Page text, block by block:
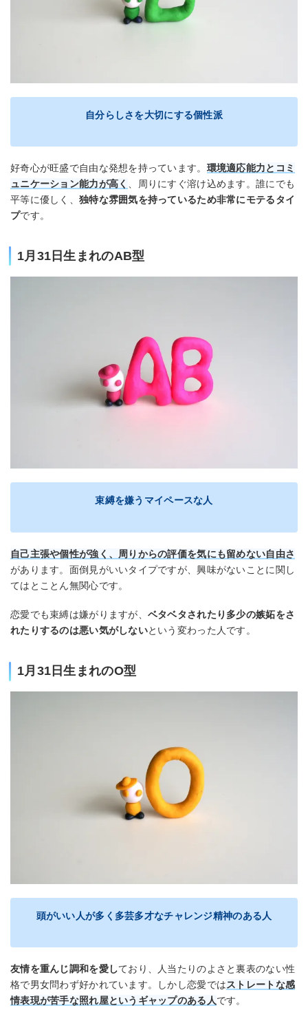
自分らしさを大切にする個性派
好奇心が旺盛で自由な発想を持っています。 環境適応能力とコミ
ュニケーション能力が高く
、周りにすぐ溶け込めます。誰にでも
平等に優しく、 独特な雰囲気を持っているため非常にモテるタイ
プです。
1月31日生まれのAB型
束縛を嫌うマイペースな人
自己主張や個性が強く、周りからの評価を気にも留めない自由さ
があります。面倒見がいいタイプですが、興味がないことに関し
てはとことん無関心です。
恋愛でも束縛は嫌がりますが、 ベタベタされたり多少の嫉妬をさ
れたりするのは悪い気がしないという変わった人です。
1月31日生まれのO型
頭がいい人が多く多芸多才なチャレンジ精神のある人
友情を重んじ調和を愛しており、人当たりのよさと裏表のない性
格で男女問わず好かれています。しかし恋愛ではストレートな感
情表現が苦手な照れ屋というギャップのある人です。